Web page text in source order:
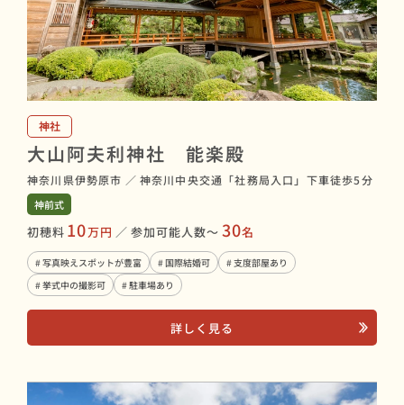
神社
大山阿夫利神社 能楽殿
神奈川県伊勢原市 ／ 神奈川中央交通「社務局入口」下車徒歩5分
神前式
初穂料 10万円 ／ 参加可能人数〜 30名
# 写真映えスポットが豊富 # 国際結婚可
# 支度部屋あり
# 挙式中の撮影可
# 駐車場あり
詳しく見る